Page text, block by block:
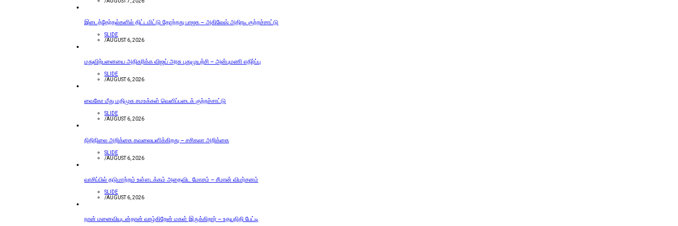
இடைத்தேர்தல்களில் திட்டமிட்டு தோற்றது பாஜக – அகிலேஷ் அதிரடி குற்றச்சாட்டு
SLIDE
/AUGUST 6, 2026
மதுவிற்பனையை அதிகரிக்க விஜய் அரசு புதுமுயற்சி – அன்புமணி எதிர்ப்பு
SLIDE
/AUGUST 6, 2026
வைகோ மீது மதிமுக சமஉக்கள் வெளிப்படைக் குற்றச்சாட்டு
SLIDE
/AUGUST 6, 2026
நிதிநிலை அறிக்கை கவலையளிக்கிறது – சசிகலா அறிக்கை
SLIDE
/AUGUST 6, 2026
வாசிப்பில் தடுமாற்றம் உள்ளடக்கம் அதைவிட மோசம் – சீமான் விமர்சனம்
SLIDE
/AUGUST 6, 2026
நான் மனைவியுடன்தான் வாழ்கிறேன் மகள் இருக்கிறார் – உதயநிதி பேட்டி